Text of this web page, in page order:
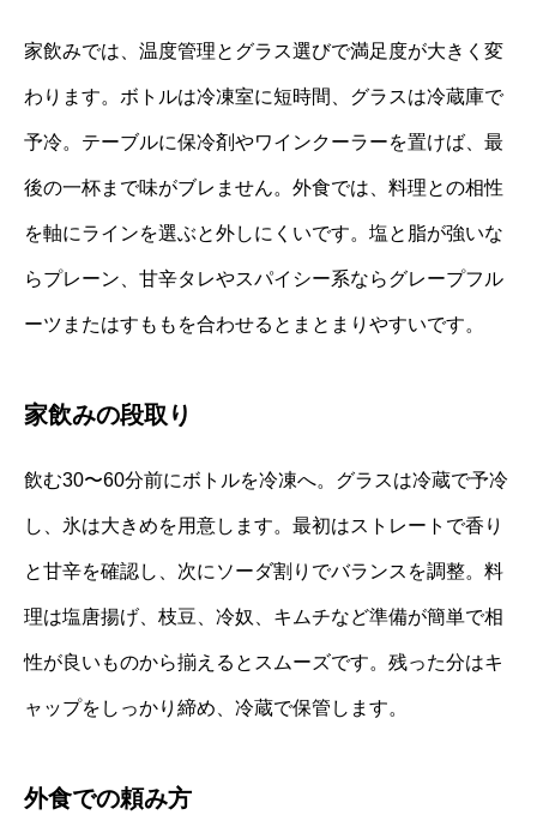
家飲みでは、温度管理とグラス選びで満足度が大きく変
わります。ボトルは冷凍室に短時間、グラスは冷蔵庫で
予冷。テーブルに保冷剤やワインクーラーを置けば、最
後の一杯まで味がブレません。外食では、料理との相性
を軸にラインを選ぶと外しにくいです。塩と脂が強いな
らプレーン、甘辛タレやスパイシー系ならグレープフル
ーツまたはすももを合わせるとまとまりやすいです。
家飲みの段取り
飲む30〜60分前にボトルを冷凍へ。グラスは冷蔵で予冷
し、氷は大きめを用意します。最初はストレートで香り
と甘辛を確認し、次にソーダ割りでバランスを調整。料
理は塩唐揚げ、枝豆、冷奴、キムチなど準備が簡単で相
性が良いものから揃えるとスムーズです。残った分はキ
ャップをしっかり締め、冷蔵で保管します。
外食での頼み方